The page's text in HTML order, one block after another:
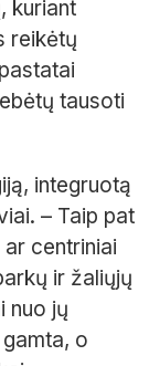
kuriant
reikėtų
tausoti
integruotą
– Taip pat
centriniai
ir žaliųjų
nuo jų
o